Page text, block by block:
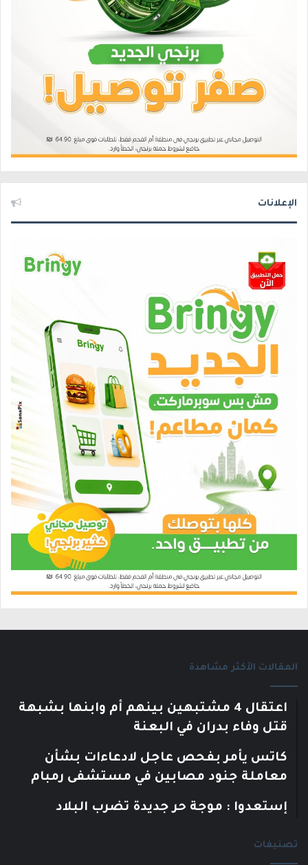
الإعلانات
المقالات الأكثر مشاهدة
اعتقال 4 مشتبهين بينهم أم وابنها بشبهة
قتل وفاء بدران في البعنة
كاتس يأمر بفحص عاجل لادعاءات بشأن
معاملة جنود مصابين في مستشفى رمبام
إستعدوا : موجة حر جديدة تضرب البلاد
تصنيفات